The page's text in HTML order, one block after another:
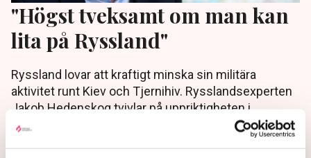
"Högst tveksamt om man kan
lita på Ryssland"
Ryssland lovar att kraftigt minska sin militära
aktivitet runt Kiev och Tjernihiv. Rysslandsexperten
Jakob Hedenskog tvivlar på uppriktigheten i
fredsbudskapet.
4 years ago | Av: TT